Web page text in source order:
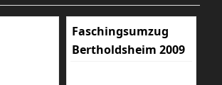
Faschingsumzug
Bertholdsheim 2009